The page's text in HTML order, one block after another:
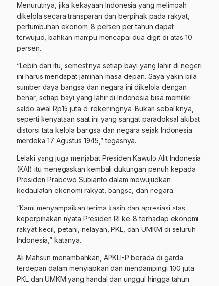
Menurutnya, jika kekayaan Indonesia yang melimpah
dikelola secara transparan dan berpihak pada rakyat,
pertumbuhan ekonomi 8 persen per tahun dapat
terwujud, bahkan mampu mencapai dua digit di atas 10
persen.
“Lebih dari itu, semestinya setiap bayi yang lahir di negeri
ini harus mendapat jaminan masa depan. Saya yakin bila
sumber daya bangsa dan negara ini dikelola dengan
benar, setiap bayi yang lahir di Indonesia bisa memiliki
saldo awal Rp15 juta di rekeningnya. Bukan sebaliknya,
seperti kenyataan saat ini yang sangat paradoksal akibat
distorsi tata kelola bangsa dan negara sejak Indonesia
merdeka 17 Agustus 1945,” tegasnya.
Lelaki yang juga menjabat Presiden Kawulo Alit Indonesia
(KAI) itu menegaskan kembali dukungan penuh kepada
Presiden Prabowo Subianto dalam mewujudkan
kedaulatan ekonomi rakyat, bangsa, dan negara.
“Kami menyampaikan terima kasih dan apresiasi atas
keperpihakan nyata Presiden RI ke-8 terhadap ekonomi
rakyat kecil, petani, nelayan, PKL, dan UMKM di seluruh
Indonesia,” katanya.
Ali Mahsun menambahkan, APKLI-P berada di garda
terdepan dalam menyiapkan dan mendampingi 100 juta
PKL dan UMKM yang handal dan unggul hingga tahun